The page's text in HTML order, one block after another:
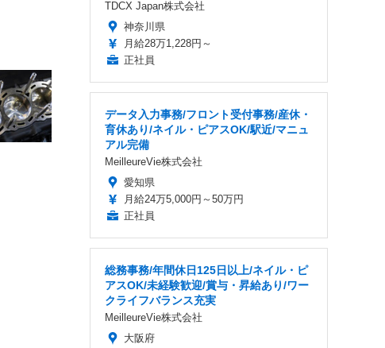
TDCX Japan株式会社
神奈川県
月給28万1,228円～
正社員
データ入力事務/フロント受付事務/産休・
育休あり/ネイル・ピアスOK/駅近/マニュ
アル完備
MeilleureVie株式会社
愛知県
月給24万5,000円～50万円
正社員
総務事務/年間休日125日以上/ネイル・ピ
アスOK/未経験歓迎/賞与・昇給あり/ワー
クライフバランス充実
MeilleureVie株式会社
大阪府